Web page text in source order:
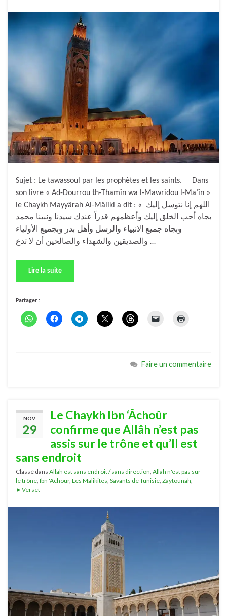
Sujet : Le tawassoul par les prophètes et les saints. Dans
son livre « Ad-Dourrou th-Thamîn wa l-Mawridou l-Ma’în »
le Chaykh Mayyârah Al-Mâliki a dit : « اللهم إنا نتوسل إليك
بجاه أحب الخلق إليك وأعظمهم قدراً عندك سيدنا ونبينا محمد
وبجاه جميع الانبياء والرسل وأهل بدر وبجميع الأولياء
والصديقين والشهداء والصالحين أن لا تدع …
Lire la suite
Partager :
Faire un commentaire
NOV
29
Le Chaykh Ibn ‘Âchoûr
confirme que Allâh n’est pas
assis sur le trône et qu’Il est
sans endroit
Classé dans Allah est sans endroit / sans direction, Allah n'est pas sur
le trône, Ibn 'Achour, Les Malikites, Savants de Tunisie, Zaytounah,
►Verset